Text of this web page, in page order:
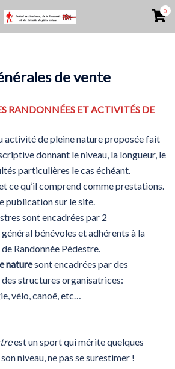
0
de vente
RANDONNÉES ET ACTIVITÉS DE
activité de pleine nature proposée fait
donnant le niveau, la longueur, le
particulières le cas échéant.
ce qu’il comprend comme prestations.
publication sur le site.
sont encadrées par 2
bénévoles et adhérents à la
Randonnée Pédestre.
naturesont encadrées par des
structures organisatrices:
vélo, canoë, etc…
est un sport qui mérite quelques
niveau, ne pas se surestimer !